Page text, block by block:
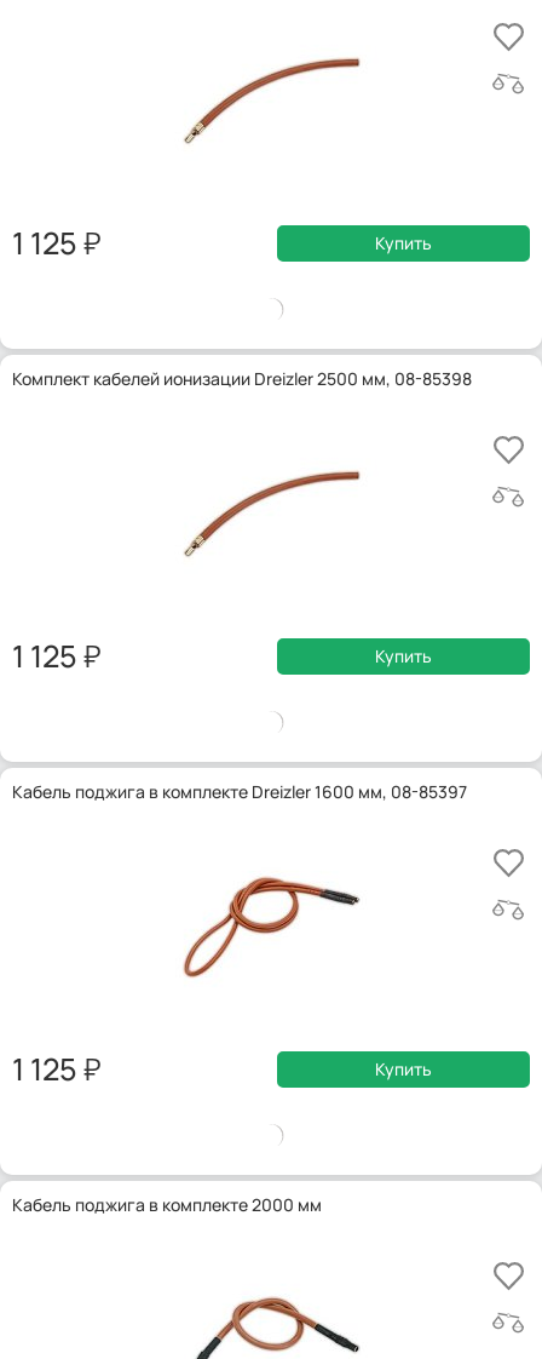
1 125 Купить
Комплект кабелей ионизации Dreizler 2500 мм, 08-85398
1 125 Купить
Кабель поджига в комплекте Dreizler 1600 мм, 08-85397
1 125 Купить
Кабель поджига в комплекте 2000 мм